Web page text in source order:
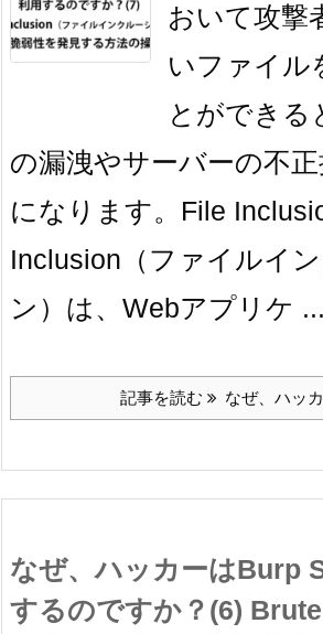
おいて攻撃
いファイル
とができる
の漏洩やサーバーの不
になります。File
Inclusion（ファイルイ
ン）は、Webアプリケ ...
記事を読む なぜ、ハッ
なぜ、ハッカーはBurp
するのですか？(6)